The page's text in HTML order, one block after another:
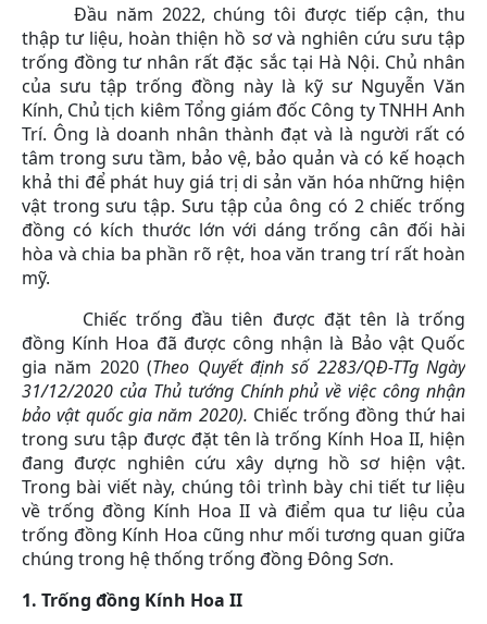
Đầu năm 2022, chúng tôi được tiếp cận, thu
thập tư liệu, hoàn thiện hồ sơ và nghiên cứu sưu tập
trống đồng tư nhân rất đặc sắc tại Hà Nội. Chủ nhân
của sưu tập trống đồng này là kỹ sư Nguyễn Văn
Kính, Chủ tịch kiêm Tổng giám đốc Công ty TNHH Anh
Trí. Ông là doanh nhân thành đạt và là người rất có
tâm trong sưu tầm, bảo vệ, bảo quản và có kế hoạch
khả thi để phát huy giá trị di sản văn hóa những hiện
vật trong sưu tập. Sưu tập của ông có 2 chiếc trống
đồng có kích thước lớn với dáng trống cân đối hài
hòa và chia ba phần rõ rệt, hoa văn trang trí rất hoàn
mỹ.
Chiếc trống đầu tiên được đặt tên là trống
đồng Kính Hoa đã được công nhận là Bảo vật Quốc
gia năm 2020 (Theo Quyết định số 2283/QĐ-TTg Ngày
31/12/2020 của Thủ tướng Chính phủ về việc công nhận
bảo vật quốc gia năm 2020). Chiếc trống đồng thứ hai
trong sưu tập được đặt tên là trống Kính Hoa II, hiện
đang được nghiên cứu xây dựng hồ sơ hiện vật.
Trong bài viết này, chúng tôi trình bày chi tiết tư liệu
về trống đồng Kính Hoa II và điểm qua tư liệu của
trống đồng Kính Hoa cũng như mối tương quan giữa
chúng trong hệ thống trống đồng Đông Sơn.
1. Trống đồng Kính Hoa II